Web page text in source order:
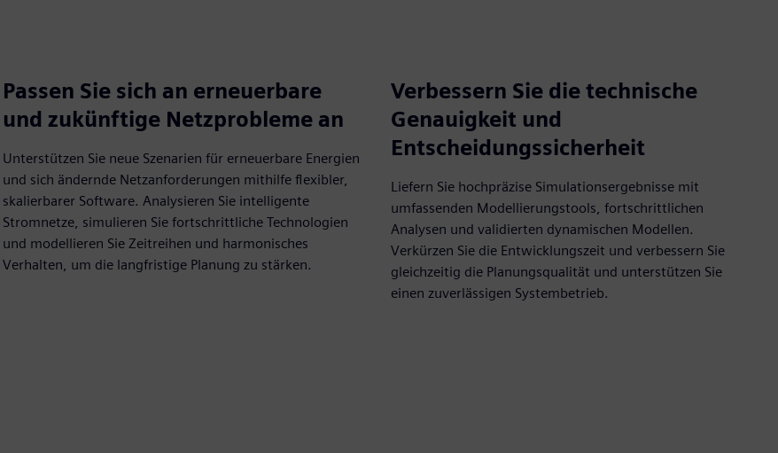
Passen Sie sich an erneuerbare
und zukünftige Netzprobleme an
Unterstützen Sie neue Szenarien für erneuerbare Energien
und sich ändernde Netzanforderungen mithilfe flexibler,
skalierbarer Software. Analysieren Sie intelligente
Stromnetze, simulieren Sie fortschrittliche Technologien
und modellieren Sie Zeitreihen und harmonisches
Verhalten, um die langfristige Planung zu stärken.
Verbessern Sie die technische
Genauigkeit und
Entscheidungssicherheit
Liefern Sie hochpräzise Simulationsergebnisse mit
umfassenden Modellierungstools, fortschrittlichen
Analysen und validierten dynamischen Modellen.
Verkürzen Sie die Entwicklungszeit und verbessern Sie
gleichzeitig die Planungsqualität und unterstützen Sie
einen zuverlässigen Systembetrieb.